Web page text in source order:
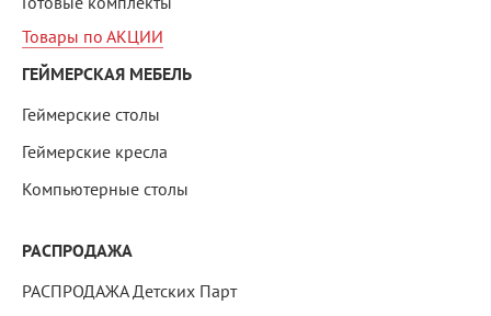
Товары по АКЦИИ
ГЕЙМЕРСКАЯ МЕБЕЛЬ
Геймерские столы
Геймерские кресла
Компьютерные столы
РАСПРОДАЖА
РАСПРОДАЖА Детских Парт